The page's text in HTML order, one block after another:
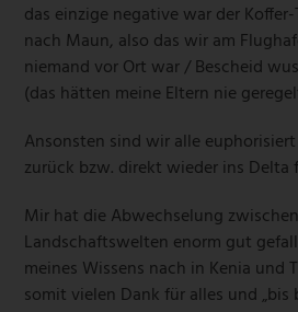
das einzige negative war der
nach Maun, also das wir am
niemand vor Ort war / Bescheid
(das hätten meine Eltern nie
Ansonsten sind wir alle
zurück bzw. direkt wieder ins Delta
Mir hat die Abwechselung
Landschaftswelten enorm gut
meines Wissens nach in Kenia und
somit vielen Dank für alles und „bis